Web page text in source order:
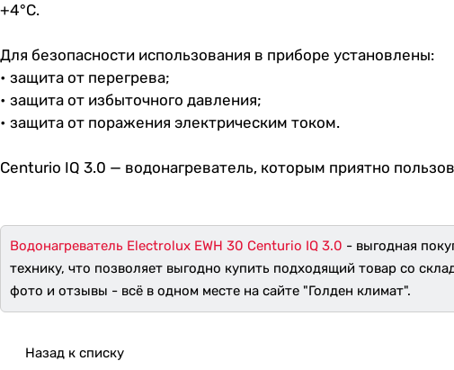
+4°С.
Для безопасности использования в приборе установлены:
• защита от перегрева;
• защита от избыточного давления;
• защита от поражения электрическим током.
Сenturio IQ 3.0 — водонагреватель, которым приятно
Водонагреватель Electrolux EWH 30 Centurio IQ 3.0 - выгодная
технику, что позволяет выгодно купить подходящий товар со
фото и отзывы - всё в одном месте на сайте "Голден климат".
Назад к списку